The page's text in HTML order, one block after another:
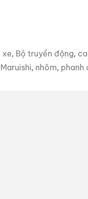
xe, Bộ truyền động,
Maruishi, nhôm, phanh